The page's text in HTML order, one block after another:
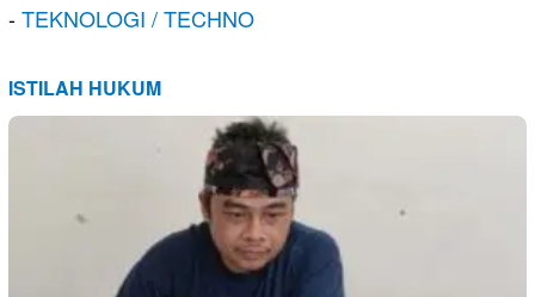
-TEKNOLOGI / TECHNO
ISTILAH HUKUM